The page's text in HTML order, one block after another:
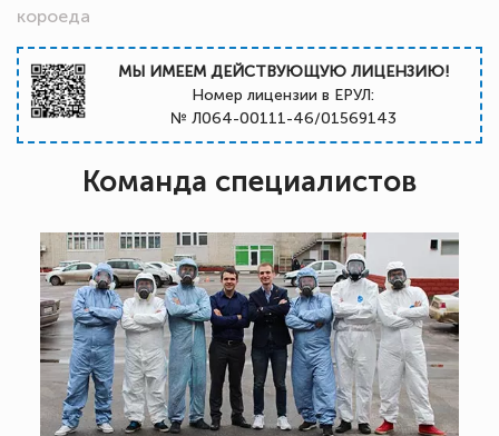
короеда
МЫ ИМЕЕМ ДЕЙСТВУЮЩУЮ ЛИЦЕНЗИЮ!
Номер лицензии в ЕРУЛ:
№ Л064-00111-46/01569143
Команда специалистов